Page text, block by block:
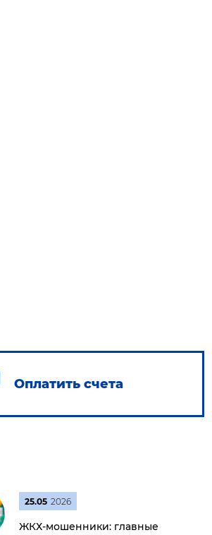
Оплатить счета
25.05 2026
ЖКХ-мошенники: главные